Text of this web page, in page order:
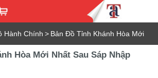
Hành Chính > Bản Đồ Tỉnh Khánh Hòa Mới
Hòa Mới Nhất Sau Sáp Nhập